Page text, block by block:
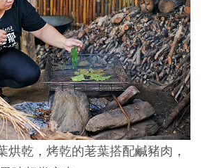
烘乾，烤乾的荖葉搭配鹹豬肉，